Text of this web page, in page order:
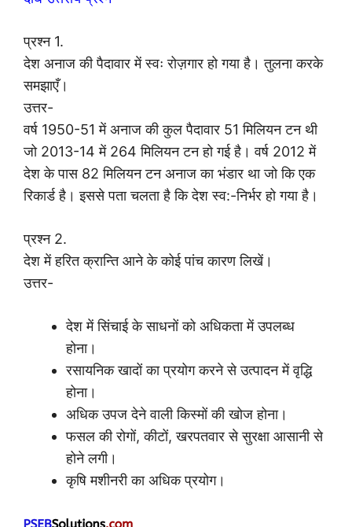
प्रश्न 1.
देश अनाज की पैदावार में स्वः रोज़गार हो गया है। तुलना करके
समझाएँ।
उत्तर-
वर्ष 1950-51 में अनाज की कुल पैदावार 51 मिलियन टन थी
जो 2013-14 में 264 मिलियन टन हो गई है। वर्ष 2012 में
देश के पास 82 मिलियन टन अनाज का भंडार था जो कि एक
रिकार्ड है। इससे पता चलता है कि देश स्व:-निर्भर हो गया है।
प्रश्न 2.
देश में हरित क्रान्ति आने के कोई पांच कारण लिखें।
उत्तर-
देश में सिंचाई के साधनों को अधिकता में उपलब्ध
होना।
रसायनिक खादों का प्रयोग करने से उत्पादन में वृद्धि
होना।
अधिक उपज देने वाली किस्मों की खोज होना।
फसल की रोगों, कीटों, खरपतवार से सुरक्षा आसानी से
होने लगी।
कृषि मशीनरी का अधिक प्रयोग।